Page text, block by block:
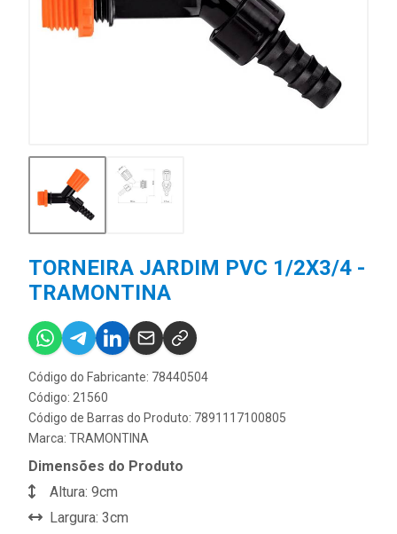
TORNEIRA JARDIM PVC 1/2X3/4 -
TRAMONTINA
Código do Fabricante: 78440504
Código: 21560
Código de Barras do Produto: 7891117100805
Marca: TRAMONTINA
Dimensões do Produto
Altura: 9cm
Largura: 3cm